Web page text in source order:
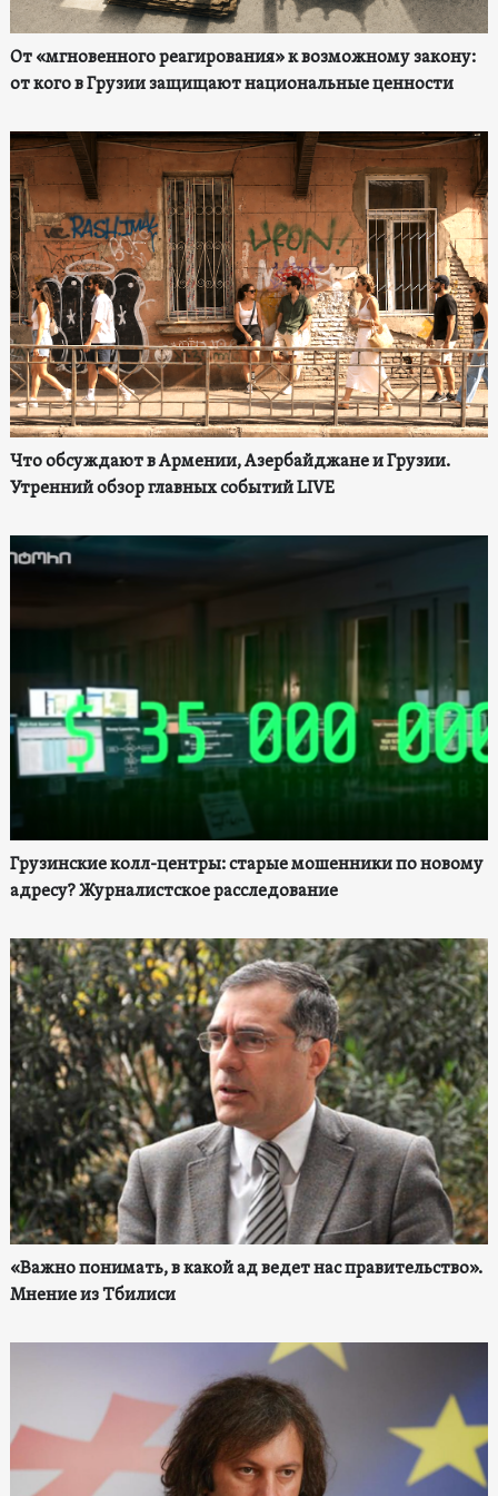
От «мгновенного реагирования» к возможному закону:
от кого в Грузии защищают национальные ценности
Что обсуждают в Армении, Азербайджане и Грузии.
Утренний обзор главных событий LIVE
Грузинские колл-центры: старые мошенники по новому
адресу? Журналистское расследование
«Важно понимать, в какой ад ведет нас правительство».
Мнение из Тбилиси